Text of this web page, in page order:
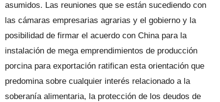
asumidos. Las reuniones que se están sucediendo con
las cámaras empresarias agrarias y el gobierno y la
posibilidad de firmar el acuerdo con China para la
instalación de mega emprendimientos de producción
porcina para exportación ratifican esta orientación que
predomina sobre cualquier interés relacionado a la
soberanía alimentaria, la protección de los deudos de